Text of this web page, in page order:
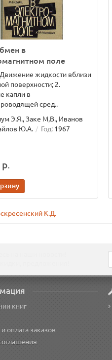
в
поле
Движение жидкости вблизи
поверхности; 2.
капли в
сред..
Э.Я., Заке М,В., Иванов
Ю.А.
Год: 1967
К.Д.
книг
оплата заказов